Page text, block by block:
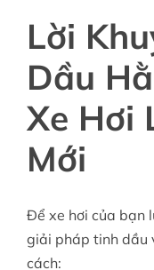
Lời
Dầu
Xe Hơi
Mới
Để xe hơi của bạn
giải pháp tinh dầu
cách: